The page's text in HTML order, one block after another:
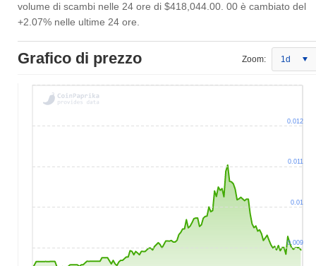
volume di scambi nelle 24 ore di $418,044.00 . 00 è cambiato del
+2.07% nelle ultime 24 ore.
Grafico di prezzo Zoom: 1d
0.009
0.01
0.011
0.012